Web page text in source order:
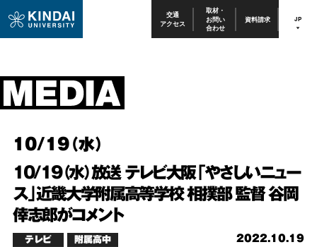
交通
アクセス
取材・
お問い
合わせ
資料請求 JP
10/19（水）
10/19（水）放送 テレビ大阪「やさしいニュー
ス」近畿大学附属高等学校 相撲部 監督 谷岡
倖志郎がコメント
2022.10.19
テレビ 附属高中